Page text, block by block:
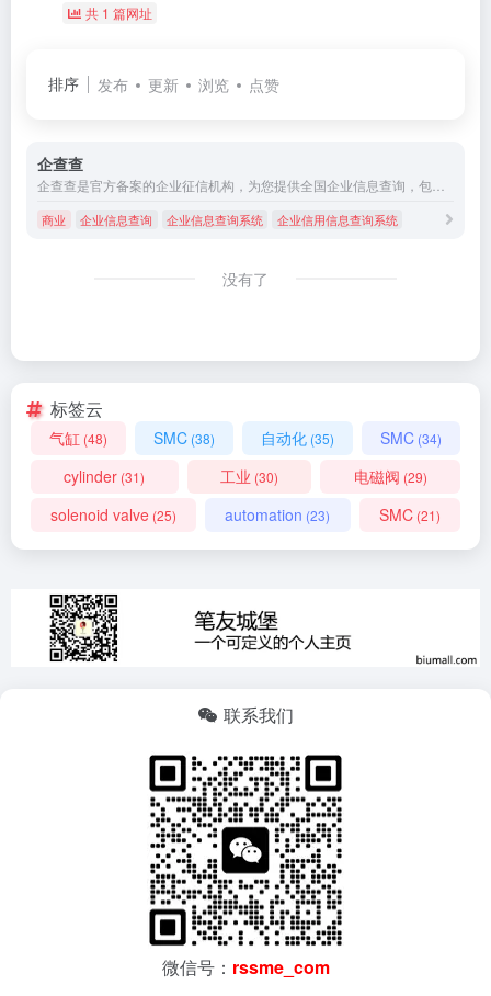
共 1 篇网址
排序 发布 更新 浏览 点赞
企查查
商业 企业信息查询 企业信息查询系统 企业信用信息查询系统
没有了
标签云
气缸 (48) SMC (38) 自动化 (35) SMC (34)
cylinder (31) 工业 (30) 电磁阀 (29)
solenoid valve (25) automation (23) SMC(21)
联系我们
微信号： rssme_com